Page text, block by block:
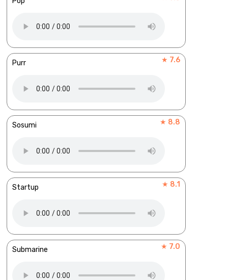
Purr ★ 7.6
Sosumi ★ 8.8
Startup ★ 8.1
Submarine ★ 7.0